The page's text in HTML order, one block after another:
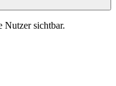
Nutzer sichtbar.